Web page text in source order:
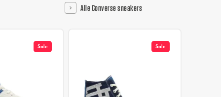
Alle Converse sneakers
Sale Sale